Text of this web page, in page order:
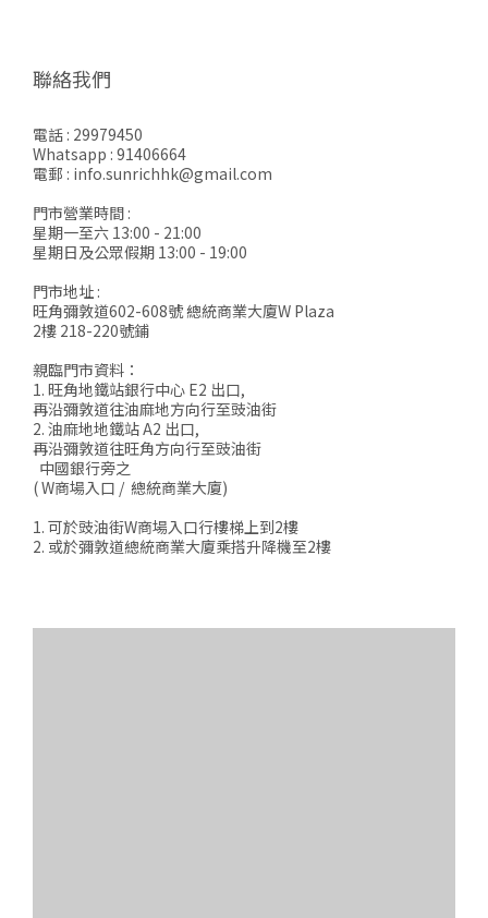
聯絡我們
電話 : 29979450
Whatsapp : 91406664
電郵 : info.sunrichhk@gmail.com
門市營業時間 :
星期一至六 13:00 - 21:00
星期日及公眾假期 13:00 - 19:00
門市地址 :
旺角彌敦道602-608號 總統商業大廈W Plaza
2樓 218-220號鋪
親臨門市資料：
1. 旺角地鐵站銀行中心 E2 出口,
再沿彌敦道往油麻地方向行至豉油街
2. 油麻地地鐵站 A2 出口,
再沿彌敦道往旺角方向行至豉油街
中國銀行旁之
( W商場入口 / 總統商業大廈)
1. 可於豉油街W商場入口行樓梯上到2樓
2. 或於彌敦道總統商業大廈乘搭升降機至2樓